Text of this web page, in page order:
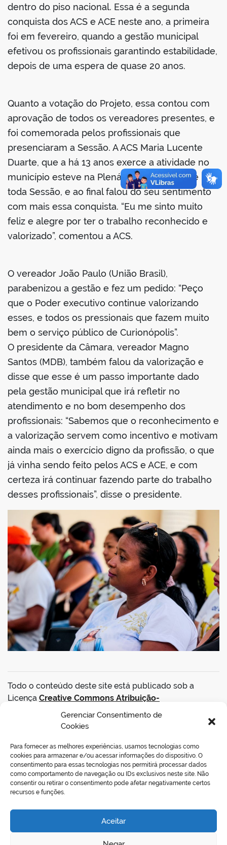
Gerenciar Consentimento de
Cookies
Para fornecer as melhores experiências, usamos tecnologias como
cookies para armazenar e/ou acessar informações do dispositivo. O
consentimento para essas tecnologias nos permitirá processar dados
como comportamento de navegação ou IDs exclusivos neste site. Não
consentir ou retirar o consentimento pode afetar negativamente certos
recursos e funções.
Aceitar
dentro do piso nacional. Essa é a segunda
conquista dos ACS e ACE neste ano, a primeira
foi em fevereiro, quando a gestão municipal
efetivou os profissionais garantindo estabilidade,
depois de uma espera de quase 20 anos.
Quanto a votação do Projeto, essa contou com
aprovação de todos os vereadores presentes, e
foi comemorada pelos profissionais que
presenciaram a Sessão. A ACS Maria Lucente
Duarte, que a há 13 anos exerce a atividade no
município esteve na Plenária atenta durante
toda Sessão, e ao final falou do seu sentimento
com mais essa conquista. “Eu me sinto muito
feliz e alegre por ter o trabalho reconhecido e
valorizado”, comentou a ACS.
O vereador João Paulo (União Brasil),
parabenizou a gestão e fez um pedido: “Peço
que o Poder executivo continue valorizando
esses, e todos os pressionais que fazem muito
bem o serviço público de Curionópolis”.
O presidente da Câmara, vereador Magno
Santos (MDB), também falou da valorização e
disse que esse é um passo importante dado
pela gestão municipal que irá refletir no
atendimento e no bom desempenho dos
profissionais: “Sabemos que o reconhecimento e
a valorização servem como incentivo e motivam
ainda mais o exercício digno da profissão, o que
já vinha sendo feito pelos ACS e ACE, e com
certeza irá continuar fazendo parte do trabalho
desses profissionais”, disse o presidente.
Todo o conteúdo deste site está publicado sob a
Licença Creative Commons Atribuição-
SemDerivações 3.0 Não Adaptada
VOLTAR AO TOPO